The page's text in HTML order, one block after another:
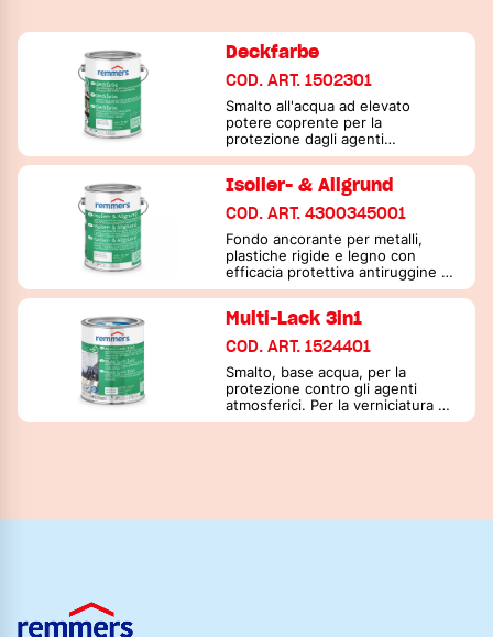
Deckfarbe
COD. ART. 1502301
Smalto all'acqua ad elevato
potere coprente per la
protezione dagli agenti
atmosferici
Isolier- & Allgrund
COD. ART. 4300345001
Fondo ancorante per metalli,
plastiche rigide e legno con
efficacia protettiva antiruggine e
isolante contro le sostanze
Multi-Lack 3in1
COD. ART. 1524401
Smalto, base acqua, per la
protezione contro gli agenti
atmosferici. Per la verniciatura di
fondo, intermedia e finale di